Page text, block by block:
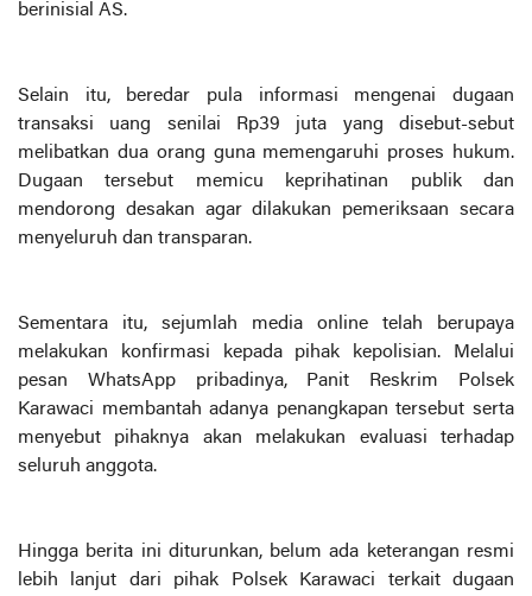
berinisial AS.
Selain itu, beredar pula informasi mengenai dugaan
transaksi uang senilai Rp39 juta yang disebut-sebut
melibatkan dua orang guna memengaruhi proses hukum.
Dugaan tersebut memicu keprihatinan publik dan
mendorong desakan agar dilakukan pemeriksaan secara
menyeluruh dan transparan.
Sementara itu, sejumlah media online telah berupaya
melakukan konfirmasi kepada pihak kepolisian. Melalui
pesan WhatsApp pribadinya, Panit Reskrim Polsek
Karawaci membantah adanya penangkapan tersebut serta
menyebut pihaknya akan melakukan evaluasi terhadap
seluruh anggota.
Hingga berita ini diturunkan, belum ada keterangan resmi
lebih lanjut dari pihak Polsek Karawaci terkait dugaan